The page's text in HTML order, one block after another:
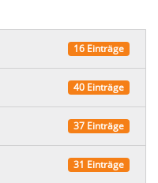
16 Einträge
40 Einträge
37 Einträge
31 Einträge